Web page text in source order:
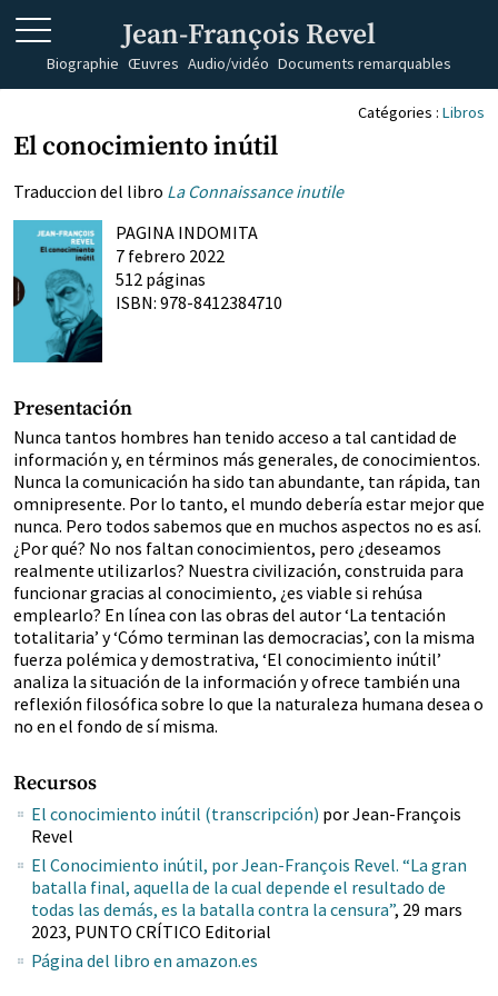
Jean-François Revel
Biographie Œuvres Audio/vidéo Documents remarquables
Catégories : Libros
El conocimiento inútil
Traduccion del libro La Connaissance inutile
PAGINA INDOMITA
7 febrero 2022
512 páginas
ISBN: 978-8412384710
Presentación
Nunca tantos hombres han tenido acceso a tal cantidad de
información y, en términos más generales, de conocimientos.
Nunca la comunicación ha sido tan abundante, tan rápida, tan
omnipresente. Por lo tanto, el mundo debería estar mejor que
nunca. Pero todos sabemos que en muchos aspectos no es así.
¿Por qué? No nos faltan conocimientos, pero ¿deseamos
realmente utilizarlos? Nuestra civilización, construida para
funcionar gracias al conocimiento, ¿es viable si rehúsa
emplearlo? En línea con las obras del autor ‘La tentación
totalitaria’ y ‘Cómo terminan las democracias’, con la misma
fuerza polémica y demostrativa, ‘El conocimiento inútil’
analiza la situación de la información y ofrece también una
reflexión filosófica sobre lo que la naturaleza humana desea o
no en el fondo de sí misma.
Recursos
El conocimiento inútil (transcripción) por Jean-François
Revel
El Conocimiento inútil, por Jean-François Revel. “La gran
batalla final, aquella de la cual depende el resultado de
todas las demás, es la batalla contra la censura”, 29 mars
2023, PUNTO CRÍTICO Editorial
Página del libro en amazon.es